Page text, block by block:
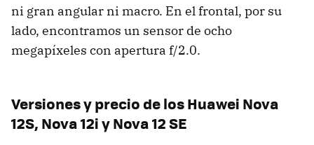
ni gran angular ni macro. En el frontal, por su
lado, encontramos un sensor de ocho
megapíxeles con apertura f/2.0.
Versiones y precio de losHuawei Nova
12S, Nova 12i y Nova 12 SE